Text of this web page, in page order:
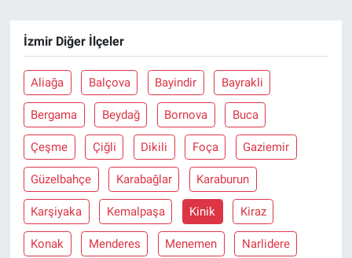
İzmir Diğer İlçeler
Aliağa Balçova Bayindir Bayrakli
Bergama Beydağ Bornova Buca
Çeşme Çiğli Dikili Foça Gaziemir
Güzelbahçe Karabağlar Karaburun
Karşiyaka Kemalpaşa Kinik Kiraz
Konak Menderes Menemen Narlidere